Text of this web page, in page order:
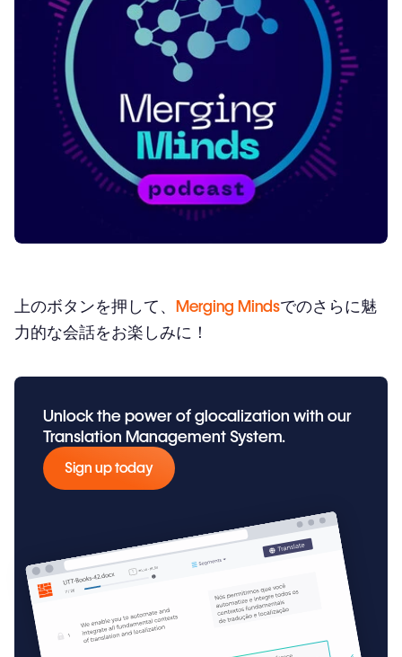
上のボタンを押して、 Merging Mindsでのさらに魅
力的な会話をお楽しみに！
Unlock the power of glocalization with our
Translation Management System.
Sign up today